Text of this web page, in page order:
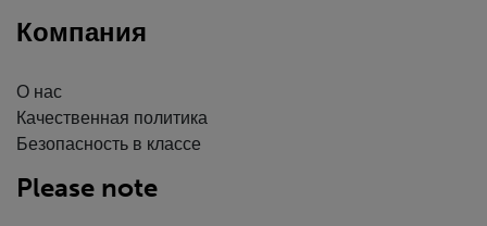
Компания
О нас
Качественная политика
Безопасность в классе
Please note